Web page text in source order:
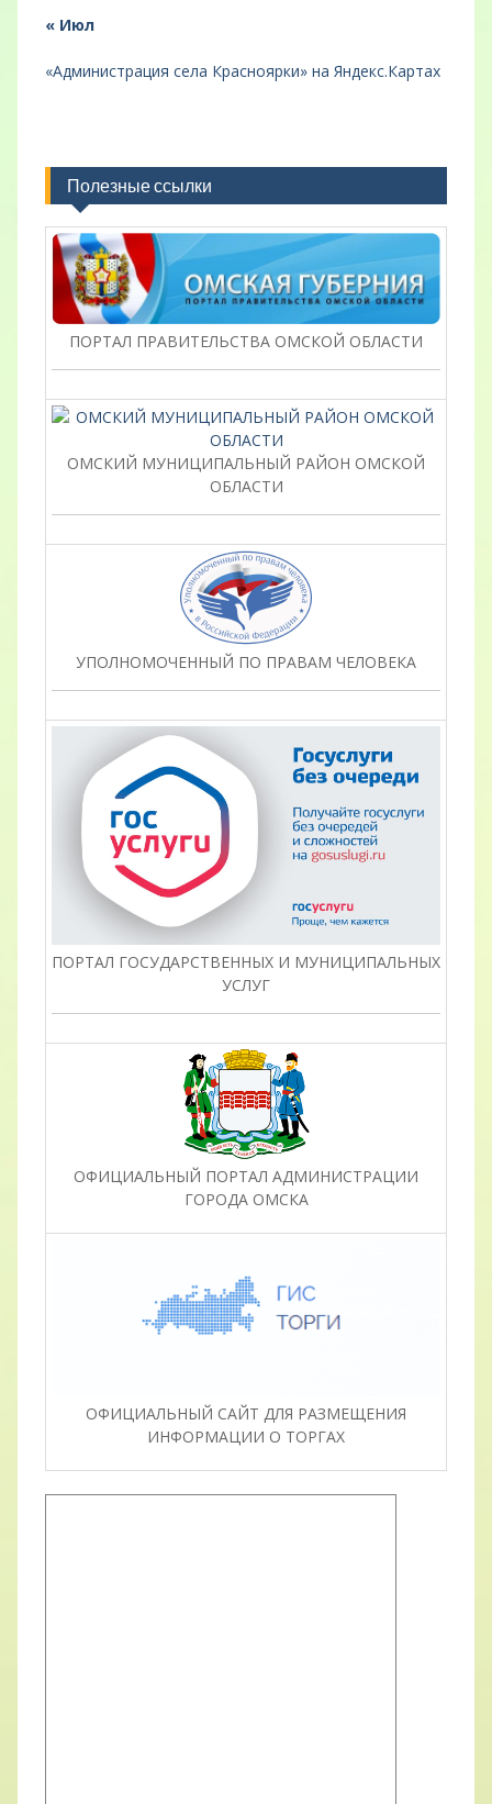
« Июл
«Администрация села Красноярки» на Яндекс.Картах
Полезные ссылки
ПОРТАЛ ПРАВИТЕЛЬСТВА ОМСКОЙ ОБЛАСТИ
ОМСКИЙ МУНИЦИПАЛЬНЫЙ РАЙОН ОМСКОЙ
ОБЛАСТИ
УПОЛНОМОЧЕННЫЙ ПО ПРАВАМ ЧЕЛОВЕКА
ПОРТАЛ ГОСУДАРСТВЕННЫХ И МУНИЦИПАЛЬНЫХ
УСЛУГ
ОФИЦИАЛЬНЫЙ ПОРТАЛ АДМИНИСТРАЦИИ
ГОРОДА ОМСКА
ОФИЦИАЛЬНЫЙ САЙТ ДЛЯ РАЗМЕЩЕНИЯ
ИНФОРМАЦИИ О ТОРГАХ